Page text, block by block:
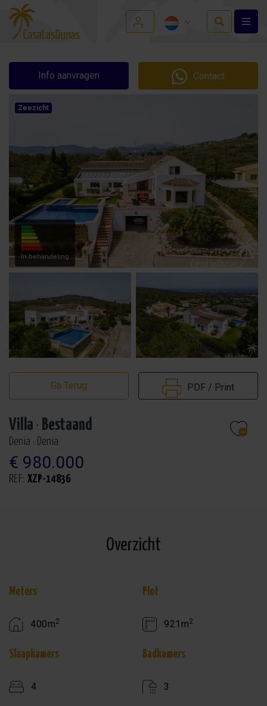
Info aanvragen Contact
Zeezicht
In behandeling
Ga Terug PDF / Print
Villa · Bestaand
Denia · Denia
€ 980.000
REF.: XZP-14836
Overzicht
Meters
400m2
Plot
921m2
Slaapkamers
4
Badkamers
3